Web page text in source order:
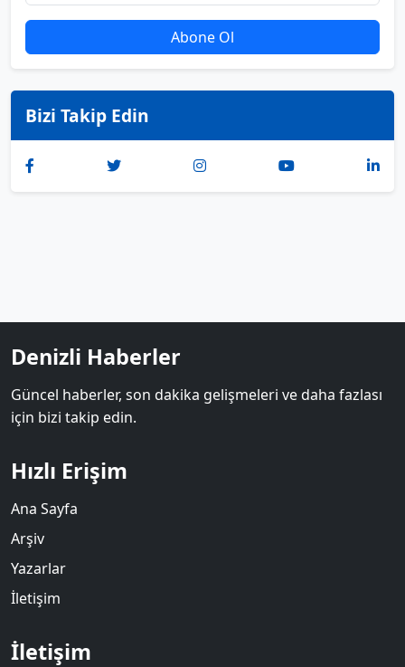
Abone Ol
Bizi Takip Edin
Denizli Haberler
Güncel haberler, son dakika gelişmeleri ve daha fazlası
için bizi takip edin.
Hızlı Erişim
Ana Sayfa
Arşiv
Yazarlar
İletişim
İletişim